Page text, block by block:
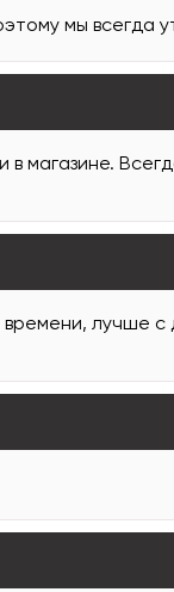
мы всегда
в магазине.
лучше с